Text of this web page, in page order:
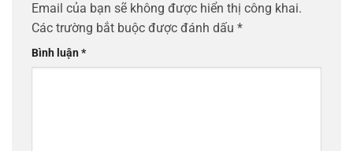
Email của bạn sẽ không được hiển thị công khai.
Các trường bắt buộc được đánh dấu *
Bình luận*